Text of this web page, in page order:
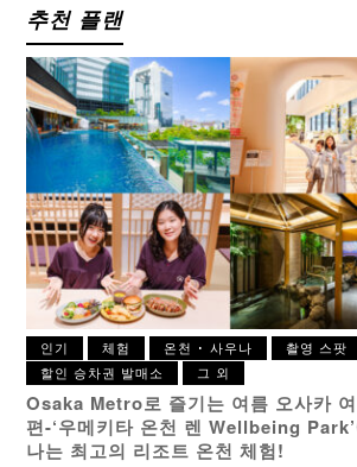
추천 플랜
인기 체험 온천 ･ 사우나
촬영 스팟
할인 승차권 발매소
그 외
Osaka Metro로 즐기는 여름 오사카
편-‘우메키타 온천 렌 Wellbeing
나는 최고의 리조트 온천 체험!